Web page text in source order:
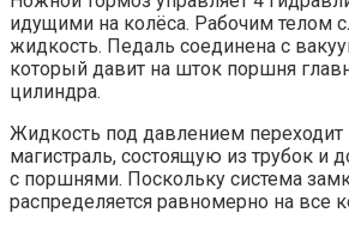
идущими на колёса. Рабочим телом
жидкость. Педаль соединена с
который давит на шток поршня
цилиндра.
Жидкость под давлением
магистраль, состоящую из трубок и
с поршнями. Поскольку система
распределяется равномерно на все